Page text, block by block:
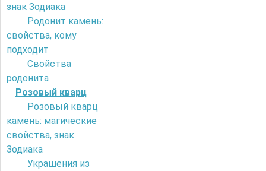
знак Зодиака
Родонит камень:
свойства, кому
подходит
Свойства
родонита
Розовый кварц
Розовый кварц
камень: магические
свойства, знак
Зодиака
Украшения из